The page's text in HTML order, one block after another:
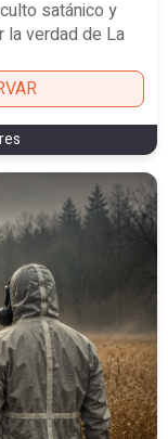
satánico y
la verdad de La